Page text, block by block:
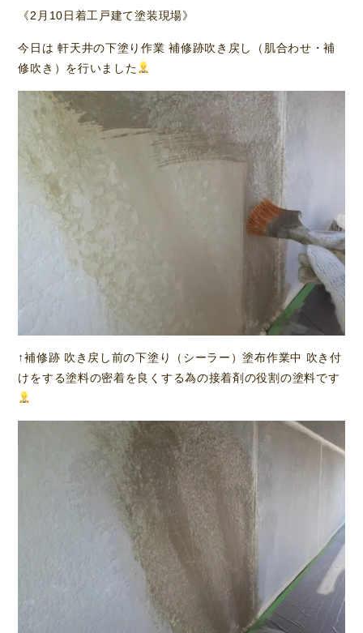
《2月10日着工戸建て塗装現場》
今日は 軒天井の下塗り作業 補修跡吹き戻し（肌合わせ・補
修吹き）を行いました
↑補修跡 吹き戻し前の下塗り（シーラー）塗布作業中 吹き付
けをする塗料の密着を良くする為の接着剤の役割の塗料です